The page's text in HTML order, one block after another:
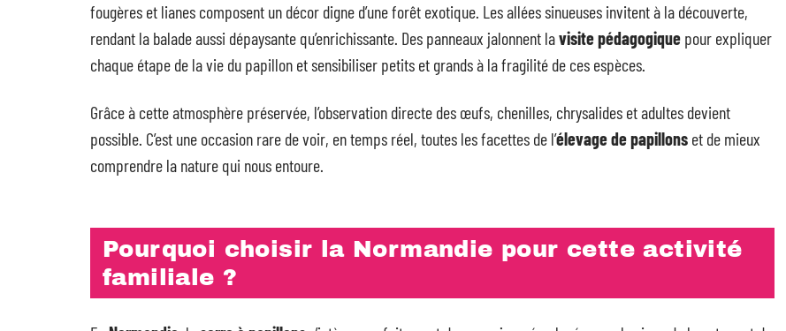
fougères et lianes composent un décor digne d’une forêt exotique. Les allées sinueuses invitent à la découverte,
rendant la balade aussi dépaysante qu’enrichissante. Des panneaux jalonnent lavisite pédagogique pour expliquer
chaque étape de la vie du papillon et sensibiliser petits et grands à la fragilité de ces espèces.
Grâce à cette atmosphère préservée, l’observation directe des œufs, chenilles, chrysalides et adultes devient
possible. C’est une occasion rare de voir, en temps réel, toutes les facettes de l’élevage de papillons et de mieux
comprendre la nature qui nous entoure.
Pourquoi choisir la Normandie pour cette activité
familiale ?